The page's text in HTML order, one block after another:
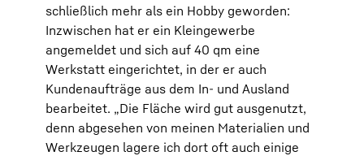
schließlich mehr als ein Hobby geworden:
Inzwischen hat er ein Kleingewerbe
angemeldet und sich auf 40 qm eine
Werkstatt eingerichtet, in der er auch
Kundenaufträge aus dem In- und Ausland
bearbeitet. „Die Fläche wird gut ausgenutzt,
denn abgesehen von meinen Materialien und
Werkzeugen lagere ich dort oft auch einige